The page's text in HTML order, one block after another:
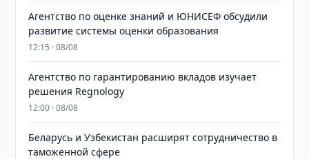
Агентство по оценке знаний и ЮНИСЕФ обсудили
развитие системы оценки образования
12:15 · 08/08
Агентство по гарантированию вкладов изучает
решения Regnology
12:00 · 08/08
Беларусь и Узбекистан расширят сотрудничество в
таможенной сфере